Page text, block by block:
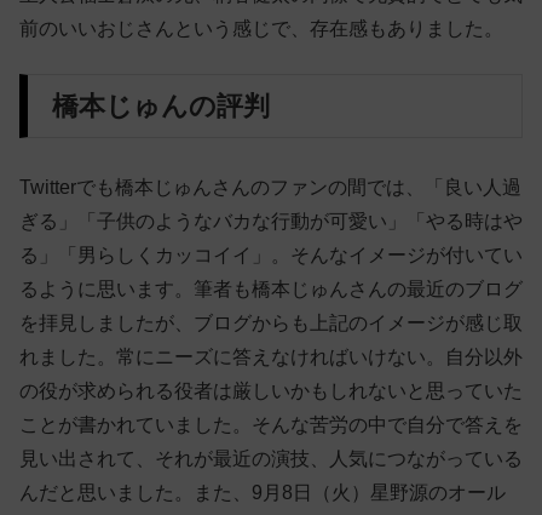
前のいいおじさんという感じで、存在感もありました。
橋本じゅんの評判
Twitterでも橋本じゅんさんのファンの間では、「良い人過
ぎる」「子供のよ うなバカな行動が可愛い」「やる時はや
る」「男らしくカッコイイ」。そんなイメージが付いてい
るように思います。筆者も橋本じゅんさんの最近のブログ
を拝見しましたが、ブログからも上記のイメージが感じ取
れました。常にニーズに答えなければいけない。自分以外
の役が求められる役者は厳しいかもしれないと思っていた
ことが書かれていました。そんな苦労の中で自分で答えを
見い出されて、それが最近の演技、人気につながっている
んだと思いました。また、9月8日（火）星野源のオール